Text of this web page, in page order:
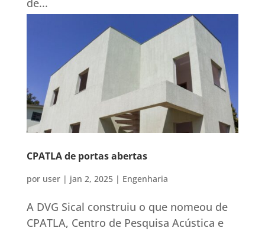
CPATLA de portas abertas
por user| jan 2, 2025| Engenharia
A DVG Sical construiu o que nomeou de
CPATLA, Centro de Pesquisa Acústica e